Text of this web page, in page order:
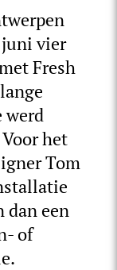
juni vier
Fresh
werd
het
Tom
dan een
of